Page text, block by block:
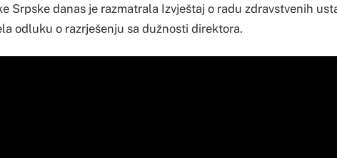
Srpske danas je razmatrala Izvještaj o radu zdravstvenih
odluku o razrješenju sa dužnosti direktora.